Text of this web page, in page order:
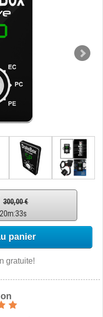
300,00 €
20m:32s
panier
gratuite!